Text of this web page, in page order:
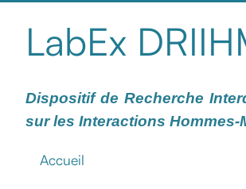
LabEx
Dispositif de Recherche
sur les Interactions Hommes-
Accueil